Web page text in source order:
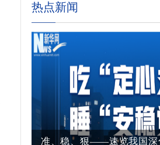
热点新闻
准、稳、狠——速览我国深